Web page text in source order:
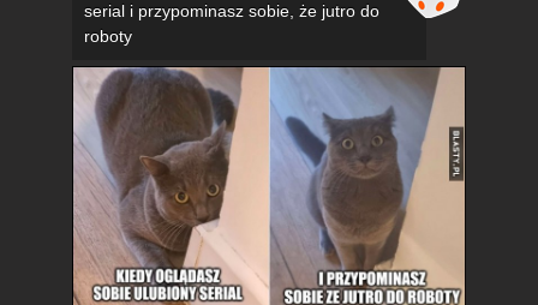
serial i przypominasz sobie, że jutro do
roboty